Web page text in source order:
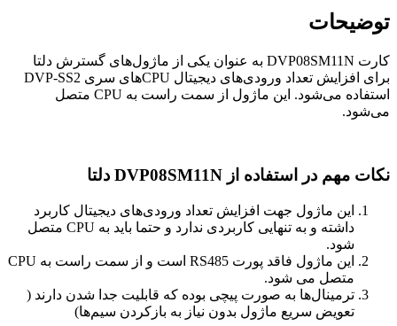
توضیحات
کارت DVP08SM11N به عنوان یکی از ماژول‌های گسترش دلتا
برای افزایش تعداد ورودی‌های دیجیتال CPUهای سری DVP-SS2
استفاده می‌شود. این ماژول از سمت راست به CPU متصل
می‌شود.
نکات مهم در استفاده از DVP08SM11N دلتا
این ماژول جهت افزایش تعداد ورودی‌های دیجیتال کاربرد
داشته و به تنهایی کاربردی ندارد و حتما باید به CPU متصل
شود.
این ماژول فاقد پورت RS485 است و از سمت راست به CPU
متصل می شود.
ترمینال‌ها به صورت پیچی بوده که قابلیت جدا شدن دارند (
تعویض سریع ماژول بدون نیاز به بازکردن سیم‌ها)